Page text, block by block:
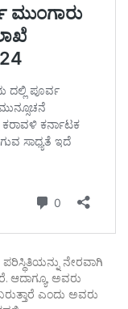
ನೇರವಾಗಿ
ಆದಾಗ್ಯೂ, ಅವರು
ಎಂದು ಅವರು